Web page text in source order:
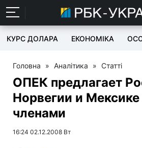
КУРС ДОЛАРА ЕКОНОМІКА
Головна » Аналітика » Статті
ОПЕК предлагает
Норвегии и Мексике
членами
16:24 02.12.2008 Вт